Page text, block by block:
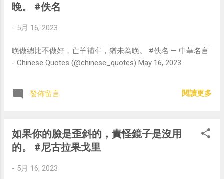
晚。 #佚名
- 5月 16, 2023
晚做總比不做好，亡羊補牢，猶未為晚。 #佚名 — 中華名言
- Chinese Quotes (@chinese_quotes) May 16, 2023
發佈留言 閱讀更多
如果你的臉是歪斜的，責怪鏡子是沒用
的。 #尼古拉果戈里
- 5月 16, 2023